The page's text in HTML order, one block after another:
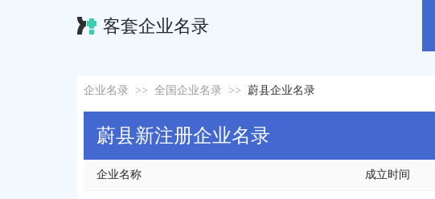
客套企业名录
企业名录 >> 全国企业名录 >> 蔚县企业名录
蔚县新注册企业名录
企业名称 成立时间